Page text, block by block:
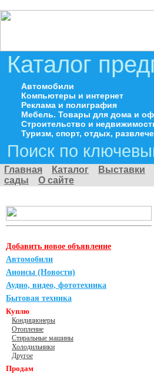
Каталог
Автомобили
Компьютеры и интернет
Реклама и полиграфия
Мебель. Товары для дома и
Строительство и
Туризм, спорт, отдых,
Поиск по
Главная Каталог Выставки
сады
О сайте
Добавить новое объявление
Автомобили
Анонсы (Новости)
Аудио, видео, фототехника
Бытовая техника
Куплю
Кондиционеры
Отопление
Стиральные машины
Холодильники
Другое
Продам